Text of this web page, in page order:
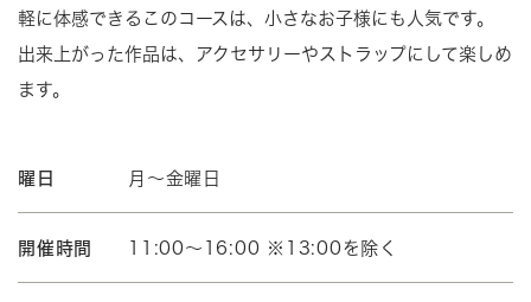
軽に体感できるこのコースは、小さなお子様にも人気です。
出来上がった作品は、アクセサリーやストラップにして楽しめ
ます。
曜日 月～金曜日
開催時間 11:00～16:00 ※13:00を除く